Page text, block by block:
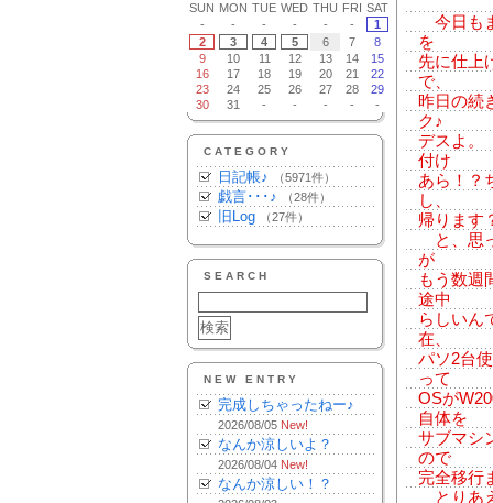
SUN MON TUE WED THU FRI SAT
-
- - - - -
1
2
3 4 5 6 7
8
9
10 11 12 13 14
15
16
17 18 19 20 21
22
23
24 25 26 27 28
29
30
31 - - - - -
CATEGORY
日記帳♪ （5971件）
戯言･･･♪ （28件）
旧Log （27件）
SEARCH
NEW ENTRY
完成しちゃったねー♪
2026/08/05 New!
なんか涼しいよ？
2026/08/04 New!
なんか涼しい！？
今日も
を
先に仕上
で、
昨日の続
ク♪
デスよ。
付け
あら！？
し、
帰ります
と、思
が
もう数週
途中
らしいん
在、
パソ2台
って
OSが
自体を
サブマシ
ので
完全移行
とりあ